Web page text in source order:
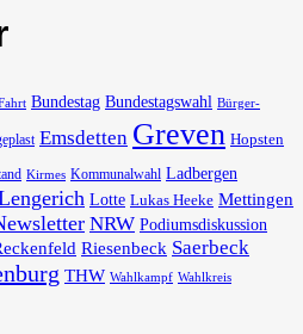
Bundestag Bundestagswahl Bürger-
Emsdetten Greven Hopsten
Kirmes Kommunalwahl Ladbergen
Lotte Lukas Heeke Mettingen
NRW Podiumsdiskussion
Riesenbeck Saerbeck
THW Wahlkampf Wahlkreis